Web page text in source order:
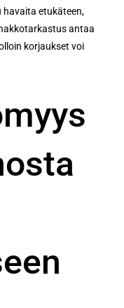
havaita etukäteen,
antaa
korjaukset voi